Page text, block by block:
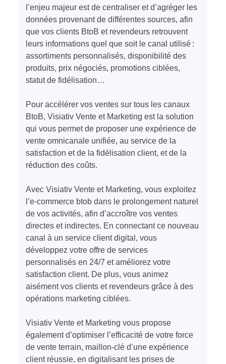
l’enjeu majeur est de centraliser et d’agréger les
données provenant de différentes sources, afin
que vos clients BtoB et revendeurs retrouvent
leurs informations quel que soit le canal utilisé :
assortiments personnalisés, disponibilité des
produits, prix négociés, promotions ciblées,
statut de fidélisation…
Pour accélérer vos ventes sur tous les canaux
BtoB, Visiativ Vente et Marketing est la solution
qui vous permet de proposer une expérience de
vente omnicanale unifiée, au service de la
satisfaction et de la fidélisation client, et de la
réduction des coûts.
Avec Visiativ Vente et Marketing, vous exploitez
l’e-commerce btob dans le prolongement naturel
de vos activités, afin d’accroître vos ventes
directes et indirectes. En connectant ce nouveau
canal à un service client digital, vous
développez votre offre de services
personnalisés en 24/7 et améliorez votre
satisfaction client. De plus, vous animez
aisémentvos clients et revendeurs grâceà des
opérations marketingciblées.
Visiativ Vente et Marketing vous propose
également d’optimiser l’efficacité de votre force
de vente terrain, maillon-clé d’une expérience
client réussie, en digitalisant les prises de